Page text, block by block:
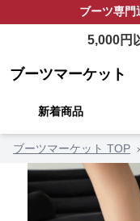
ブーツ専門
5,000円
ブーツマーケット
新着商品
ブーツマーケット TOP ›